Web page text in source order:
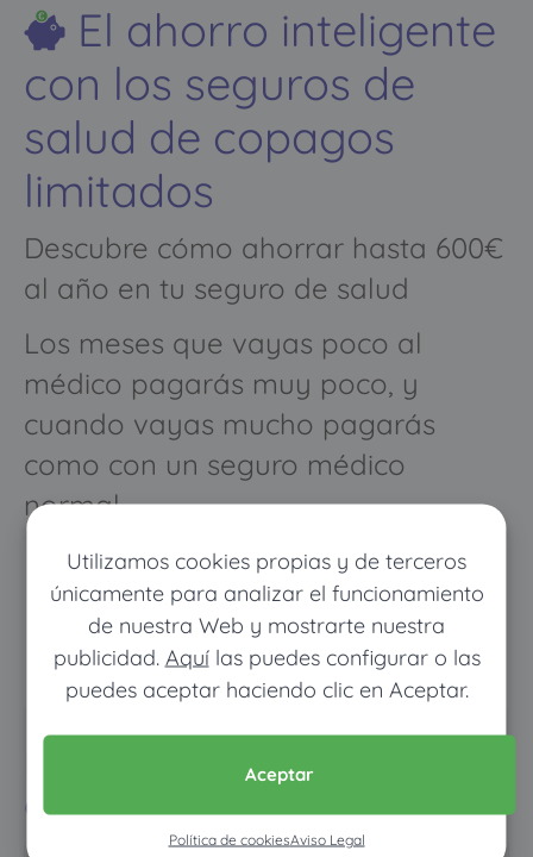
Utilizamos cookies propias y de terceros
únicamente para analizar el funcionamiento
de nuestra Web y mostrarte nuestra
publicidad. Aquílas puedes configurar o las
puedes aceptar haciendo clic en Aceptar.
Aceptar
Política de cookiesAviso Legal
El ahorro inteligente
con los seguros de
salud de copagos
limitados
Descubre cómo ahorrar hasta 600€
al año en tu seguro de salud
Los meses que vayas poco al
médico pagarás muy poco, y
cuando vayas mucho pagarás
como con un seguro médico
normal
Pon tus datos y descubre
cuánto dinero ahorrarías